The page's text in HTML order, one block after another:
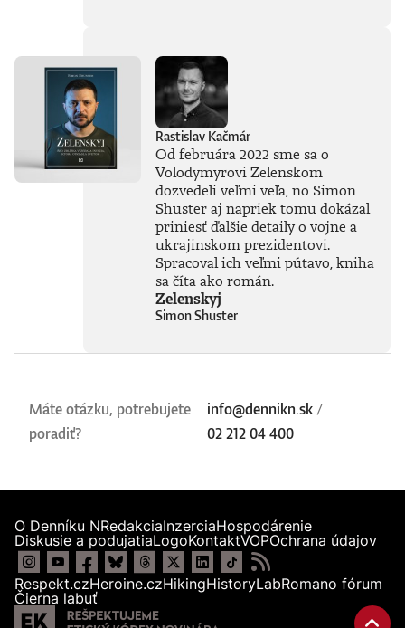
Rastislav Kačmár
Od februára 2022 sme sa o
Volodymyrovi Zelenskom
dozvedeli veľmi veľa, no Simon
Shuster aj napriek tomu dokázal
priniesť ďalšie detaily o vojne a
ukrajinskom prezidentovi.
Spracoval ich veľmi pútavo, kniha
sa číta ako román.
Zelenskyj
Simon Shuster
Máte otázku, potrebujete
poradiť?
info@dennikn.sk /
02 212 04 400
O Denníku NRedakciaInzerciaHospodárenie
Diskusie a podujatiaLogoKontaktVOPOchrana údajov
Respekt.czHeroine.czHikingHistoryLabRomano fórum
Čierna labuť